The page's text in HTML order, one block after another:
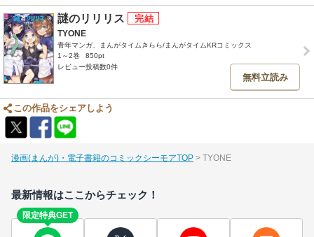
謎のリリリス
TYONE
青年マンガ、まんがタイムきらら/まんがタイムKRコミックス
1～2巻
850pt
レビュー投稿数0件
無料立読み
この作品をシェアしよう
漫画(まんが)・電子書籍のコミックシーモアTOP TYONE
最新情報はここからチェック！
限定特典GET